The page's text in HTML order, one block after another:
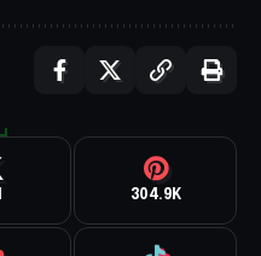
304.9K